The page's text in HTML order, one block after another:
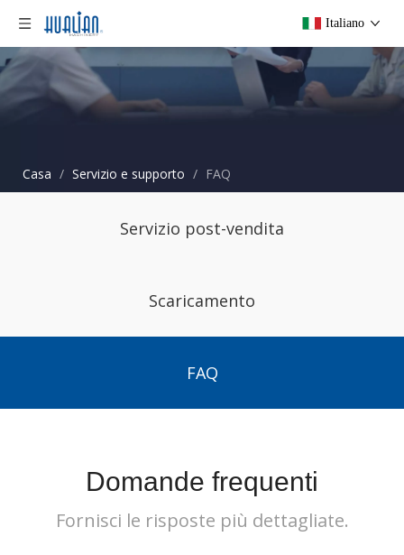
Italiano
Casa / Servizio e supporto / FAQ
Servizio post-vendita
Scaricamento
FAQ
Domande frequenti
Fornisci le risposte più dettagliate.